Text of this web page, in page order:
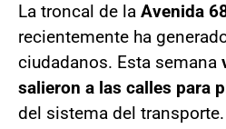
La troncal de la Avenida
recientemente ha
ciudadanos. Esta semana
salieron a las calles para
del sistema del transporte.